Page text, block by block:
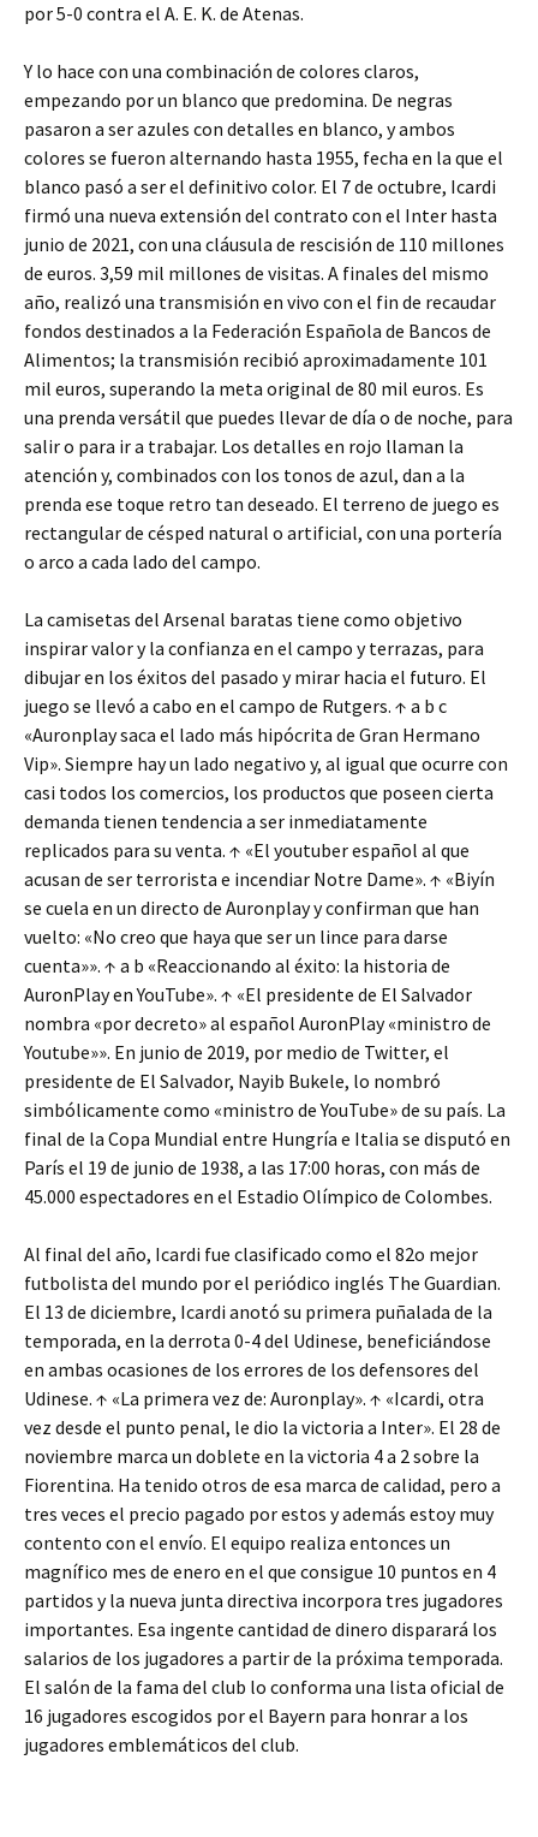
por 5-0 contra el A. E. K. de Atenas.
Y lo hace con una combinación de colores claros,
empezando por un blanco que predomina. De negras
pasaron a ser azules con detalles en blanco, y ambos
colores se fueron alternando hasta 1955, fecha en la que el
blanco pasó a ser el definitivo color. El 7 de octubre, Icardi
firmó una nueva extensión del contrato con el Inter hasta
junio de 2021, con una cláusula de rescisión de 110 millones
de euros. 3,59 mil millones de visitas. A finales del mismo
año, realizó una transmisión en vivo con el fin de recaudar
fondos destinados a la Federación Española de Bancos de
Alimentos; la transmisión recibió aproximadamente 101
mil euros, superando la meta original de 80 mil euros. Es
una prenda versátil que puedes llevar de día o de noche, para
salir o para ir a trabajar. Los detalles en rojo llaman la
atención y, combinados con los tonos de azul, dan a la
prenda ese toque retro tan deseado. El terreno de juego es
rectangular de césped natural o artificial, con una portería
o arco a cada lado del campo.
La camisetas del Arsenal baratas tiene como objetivo
inspirar valor y la confianza en el campo y terrazas, para
dibujar en los éxitos del pasado y mirar hacia el futuro. El
juego se llevó a cabo en el campo de Rutgers. ↑ a b c
«Auronplay saca el lado más hipócrita de Gran Hermano
Vip». Siempre hay un lado negativo y, al igual que ocurre con
casi todos los comercios, los productos que poseen cierta
demanda tienen tendencia a ser inmediatamente
replicados para su venta. ↑ «El youtuber español al que
acusan de ser terrorista e incendiar Notre Dame». ↑ «Biyín
se cuela en un directo de Auronplay y confirman que han
vuelto: «No creo que haya que ser un lince para darse
cuenta»». ↑ a b «Reaccionando al éxito: la historia de
AuronPlay en YouTube». ↑ «El presidente de El Salvador
nombra «por decreto» al español AuronPlay «ministro de
Youtube»». En junio de 2019, por medio de Twitter, el
presidente de El Salvador, Nayib Bukele, lo nombró
simbólicamente como «ministro de YouTube» de su país. La
final de la Copa Mundial entre Hungría e Italia se disputó en
París el 19 de junio de 1938, a las 17:00 horas, con más de
45.000 espectadores en el Estadio Olímpico de Colombes.
Al final del año, Icardi fue clasificado como el 82o mejor
futbolista del mundo por el periódico inglés The Guardian.
El 13 de diciembre, Icardi anotó su primera puñalada de la
temporada, en la derrota 0-4 del Udinese, beneficiándose
en ambas ocasiones de los errores de los defensores del
Udinese. ↑ «La primera vez de: Auronplay». ↑ «Icardi, otra
vez desde el punto penal, le dio la victoria a Inter». El 28 de
noviembre marca un doblete en la victoria 4 a 2 sobre la
Fiorentina. Ha tenido otros de esa marca de calidad, pero a
tres veces el precio pagado por estos y además estoy muy
contento con el envío. El equipo realiza entonces un
magnífico mes de enero en el que consigue 10 puntos en 4
partidos y la nueva junta directiva incorpora tres jugadores
importantes. Esa ingente cantidad de dinero disparará los
salarios de los jugadores a partir de la próxima temporada.
El salón de la fama del club lo conforma una lista oficial de
16 jugadores escogidos por el Bayern para honrar a los
jugadores emblemáticos del club.